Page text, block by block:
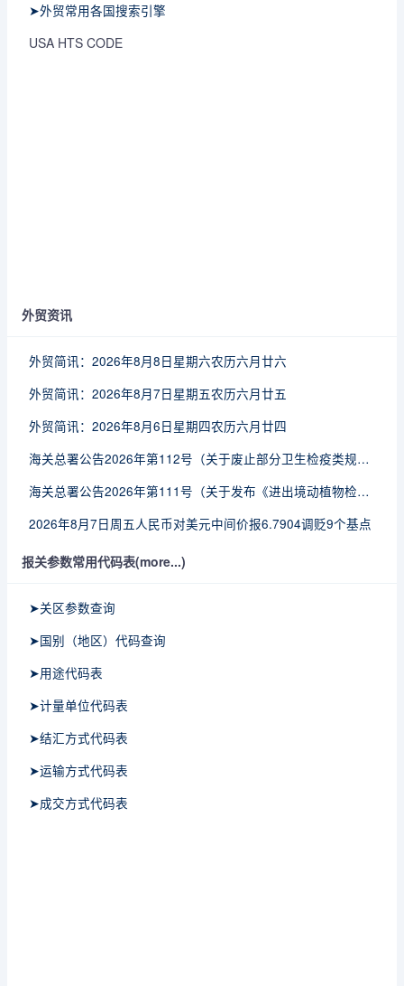
➤外贸常用各国搜索引擎
USA HTS CODE
外贸资讯
外贸简讯：2026年8月8日星期六农历六月廿六
外贸简讯：2026年8月7日星期五农历六月廿五
外贸简讯：2026年8月6日星期四农历六月廿四
海关总署公告2026年第112号（关于废止部分卫生检疫类规范性文件的公告）
海关总署公告2026年第111号（关于发布《进出境动植物检疫处理监督管理工作规定》《进出境卫生处理监督管理工作规定》的公告）
2026年8月7日周五人民币对美元中间价报6.7904调贬9个基点
报关参数常用代码表(more...)
➤关区参数查询
➤国别（地区）代码查询
➤用途代码表
➤计量单位代码表
➤结汇方式代码表
➤运输方式代码表
➤成交方式代码表